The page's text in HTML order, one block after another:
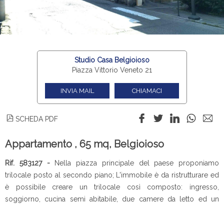
Studio Casa Belgioioso
Piazza Vittorio Veneto 21
INVIA MAIL CHIAMACI
SCHEDA PDF
Appartamento , 65 mq, Belgioioso
Rif. 583127 - Nella piazza principale del paese proponiamo
trilocale posto al secondo piano; L'immobile è da ristrutturare ed
è possibile creare un trilocale così composto: ingresso,
soggiorno, cucina semi abitabile, due camere da letto ed un